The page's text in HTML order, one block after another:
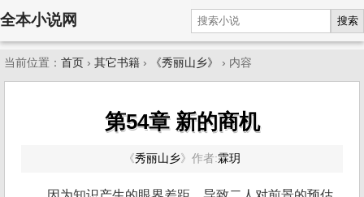
全本小说网 搜索
当前位置： 首页 › 其它书籍 › 《秀丽山乡》 › 内容
第54章 新的商机
《秀丽山乡》 作者:霖玥